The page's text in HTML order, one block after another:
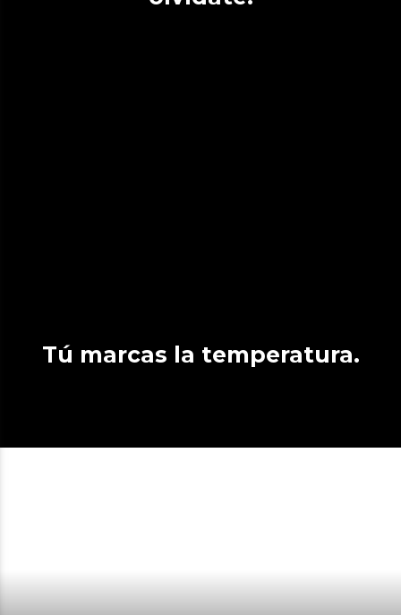
Tú marcas la temperatura.